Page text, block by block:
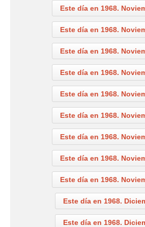
Este día en 1968.
Este día en 1968.
Este día en 1968.
Este día en 1968.
Este día en 1968.
Este día en 1968.
Este día en 1968.
Este día en 1968.
Este día en 1968.
Este día en 1968.
Este día en 1968.